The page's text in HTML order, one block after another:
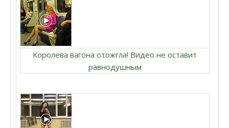
Королева вагона отожгла! Видео не оставит
равнодушным